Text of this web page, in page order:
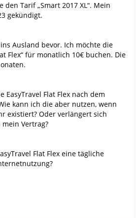
den Tarif „Smart 2017 XL“. Mein
gekündigt.
Ausland bevor. Ich möchte die
Flex“ für monatlich 10€ buchen. Die
EasyTravel Flat Flex nach dem
kann ich die aber nutzen, wenn
existiert? Oder verlängert sich
Vertrag?
Flat Flex eine tägliche